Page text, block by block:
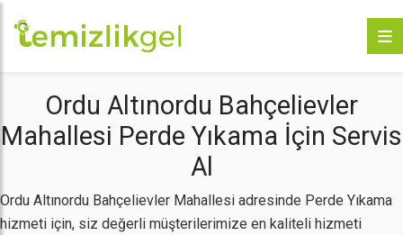
Ordu Altınordu Bahçelievler
Mahallesi Perde Yıkama İçin Servis
Al
Ordu Altınordu Bahçelievler Mahallesi adresinde Perde Yıkama
hizmeti için, siz değerli müşterilerimize en kaliteli hizmeti